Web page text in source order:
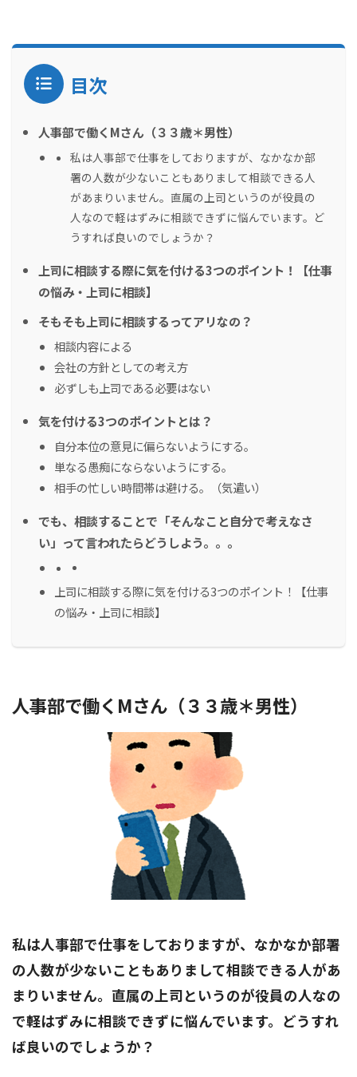
目次
人事部で働くMさん（３３歳＊男性）
私は人事部で仕事をしておりますが、なかなか部
署の人数が少ないこともありまして相談できる人
があまりいません。直属の上司というのが役員の
人なので軽はずみに相談できずに悩んでいます。ど
うすれば良いのでしょうか？
上司に相談する際に気を付ける3つのポイント！【仕事
の悩み・上司に相談】
そもそも上司に相談するってアリなの？
相談内容による
会社の方針としての考え方
必ずしも上司である必要はない
気を付ける3つのポイントとは？
自分本位の意見に偏らないようにする。
単なる愚痴にならないようにする。
相手の忙しい時間帯は避ける。（気遣い）
でも、相談することで「そんなこと自分で考えなさ
い」って言われたらどうしよう。。。
上司に相談する際に気を付ける3つのポイント！【仕事
の悩み・上司に相談】
人事部で働くMさん（３３歳＊男性）
私は人事部で仕事をしておりますが、なかなか部署
の人数が少ないこともありまして相談できる人があ
まりいません。直属の上司というのが役員の人なの
で軽はずみに相談できずに悩んでいます。どうすれ
ば良いのでしょうか？